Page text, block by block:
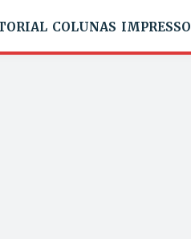
COLUNAS IMPRESSO